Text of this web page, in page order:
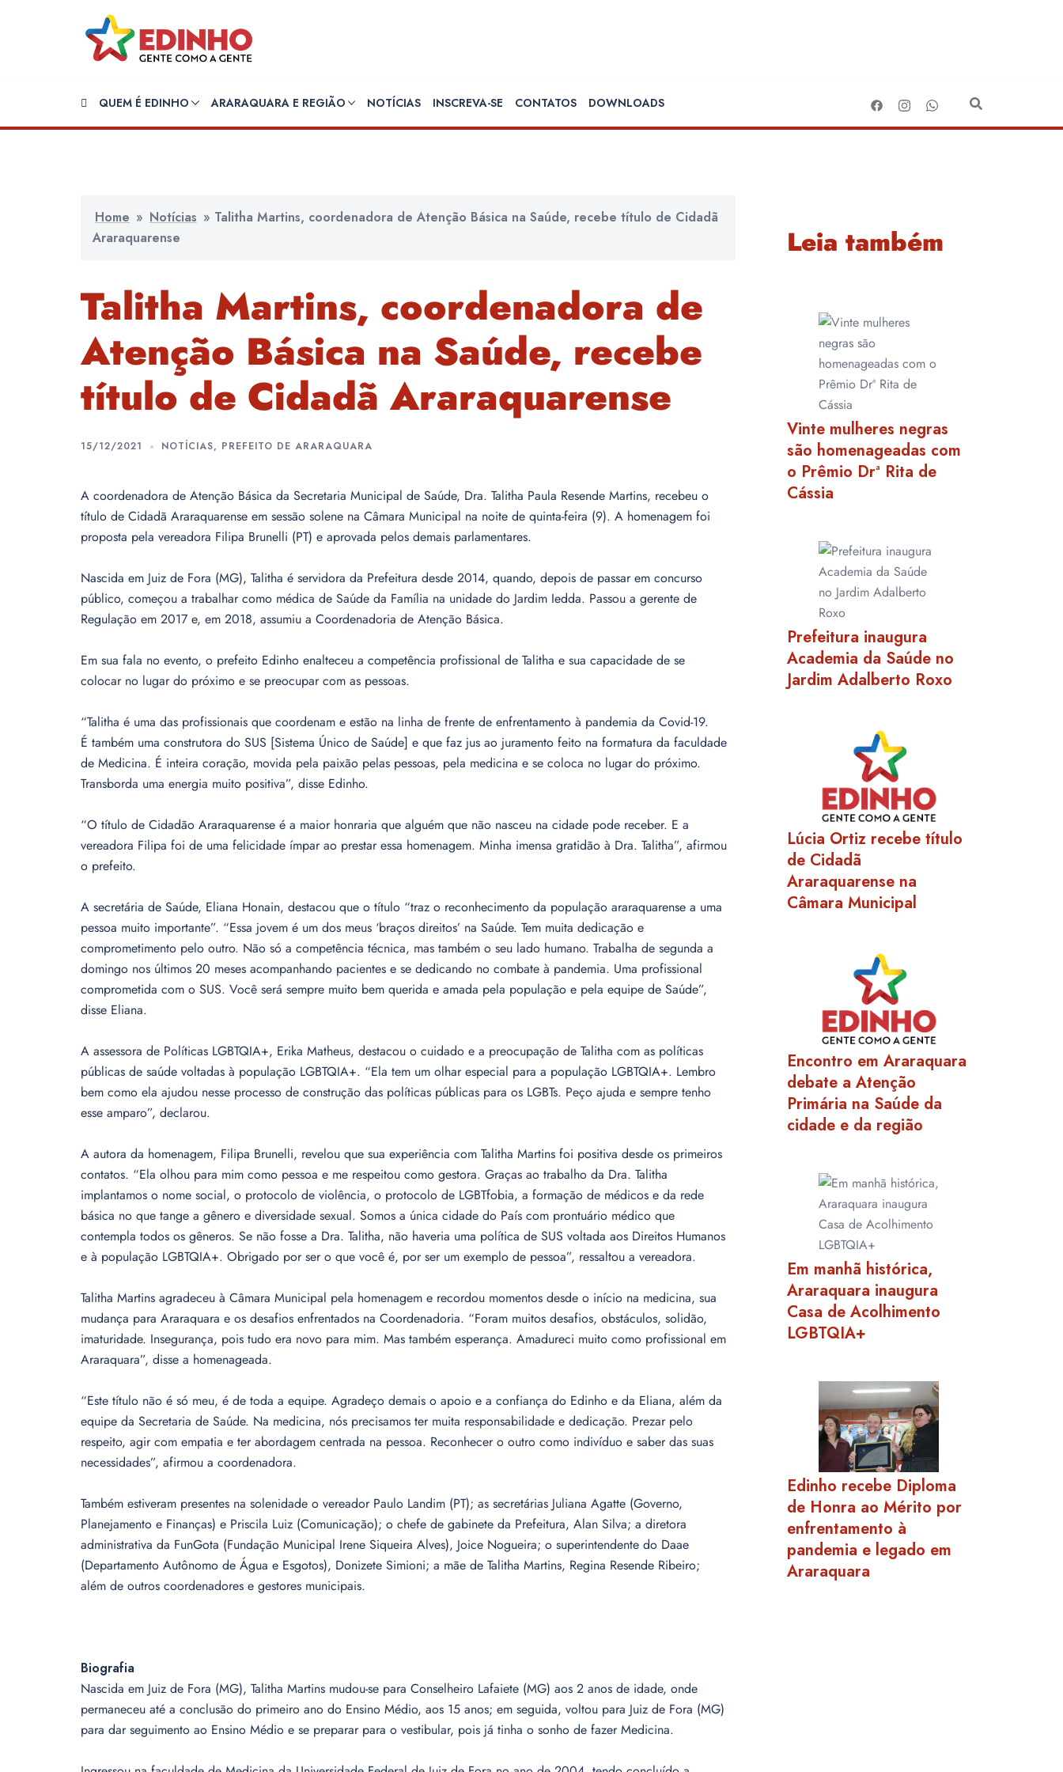
QUEM É EDINHO ARARAQUARA E REGIÃO NOTÍCIAS INSCREVA-SE CONTATOS DOWNLOADS
Home » Notícias » Talitha Martins, coordenadora de Atenção Básica na Saúde, recebe título de Cidadã
Araraquarense
Talitha Martins, coordenadora de
Atenção Básica na Saúde, recebe
título de Cidadã Araraquarense
15/12/2021 NOTÍCIAS, PREFEITO DE ARARAQUARA
A coordenadora de Atenção Básica da Secretaria Municipal de Saúde, Dra. Talitha Paula Resende Martins, recebeu o
título de Cidadã Araraquarense em sessão solene na Câmara Municipal na noite de quinta-feira (9). A homenagem foi
proposta pela vereadora Filipa Brunelli (PT) e aprovada pelos demais parlamentares.
Nascida em Juiz de Fora (MG), Talitha é servidora da Prefeitura desde 2014, quando, depois de passar em concurso
público, começou a trabalhar como médica de Saúde da Família na unidade do Jardim Iedda. Passou a gerente de
Regulação em 2017 e, em 2018, assumiu a Coordenadoria de Atenção Básica.
Em sua fala no evento, o prefeito Edinho enalteceu a competência profissional de Talitha e sua capacidade de se
colocar no lugar do próximo e se preocupar com as pessoas.
“Talitha é uma das profissionais que coordenam e estão na linha de frente de enfrentamento à pandemia da Covid-19.
É também uma construtora do SUS [Sistema Único de Saúde] e que faz jus ao juramento feito na formatura da faculdade
de Medicina. É inteira coração, movida pela paixão pelas pessoas, pela medicina e se coloca no lugar do próximo.
Transborda uma energia muito positiva”, disse Edinho.
“O título de Cidadão Araraquarense é a maior honraria que alguém que não nasceu na cidade pode receber. E a
vereadora Filipa foi de uma felicidade ímpar ao prestar essa homenagem. Minha imensa gratidão à Dra. Talitha”, afirmou
o prefeito.
A secretária de Saúde, Eliana Honain, destacou que o título “traz o reconhecimento da população araraquarense a uma
pessoa muito importante”. “Essa jovem é um dos meus ‘braços direitos’ na Saúde. Tem muita dedicação e
comprometimento pelo outro. Não só a competência técnica, mas também o seu lado humano. Trabalha de segunda a
domingo nos últimos 20 meses acompanhando pacientes e se dedicando no combate à pandemia. Uma profissional
comprometida com o SUS. Você será sempre muito bem querida e amada pela população e pela equipe de Saúde”,
disse Eliana.
A assessora de Políticas LGBTQIA+, Erika Matheus, destacou o cuidado e a preocupação de Talitha com as políticas
públicas de saúde voltadas à população LGBTQIA+. “Ela tem um olhar especial para a população LGBTQIA+. Lembro
bem como ela ajudou nesse processo de construção das políticas públicas para os LGBTs. Peço ajuda e sempre tenho
esse amparo”, declarou.
A autora da homenagem, Filipa Brunelli, revelou que sua experiência com Talitha Martins foi positiva desde os primeiros
contatos. “Ela olhou para mim como pessoa e me respeitou como gestora. Graças ao trabalho da Dra. Talitha
implantamos o nome social, o protocolo de violência, o protocolo de LGBTfobia, a formação de médicos e da rede
básica no que tange a gênero e diversidade sexual. Somos a única cidade do País com prontuário médico que
contempla todos os gêneros. Se não fosse a Dra. Talitha, não haveria uma política de SUS voltada aos Direitos Humanos
e à população LGBTQIA+. Obrigado por ser o que você é, por ser um exemplo de pessoa”, ressaltou a vereadora.
Talitha Martins agradeceu à Câmara Municipal pela homenagem e recordou momentos desde o início na medicina, sua
mudança para Araraquara e os desafios enfrentados na Coordenadoria. “Foram muitos desafios, obstáculos, solidão,
imaturidade. Insegurança, pois tudo era novo para mim. Mas também esperança. Amadureci muito como profissional em
Araraquara”, disse a homenageada.
“Este título não é só meu, é de toda a equipe. Agradeço demais o apoio e a confiança do Edinho e da Eliana, além da
equipe da Secretaria de Saúde. Na medicina, nós precisamos ter muita responsabilidade e dedicação. Prezar pelo
respeito, agir com empatia e ter abordagem centrada na pessoa. Reconhecer o outro como indivíduo e saber das suas
necessidades”, afirmou a coordenadora.
Também estiveram presentes na solenidade o vereador Paulo Landim (PT); as secretárias Juliana Agatte (Governo,
Planejamento e Finanças) e Priscila Luiz (Comunicação); o chefe de gabinete da Prefeitura, Alan Silva; a diretora
administrativa da FunGota (Fundação Municipal Irene Siqueira Alves), Joice Nogueira; o superintendente do Daae
(Departamento Autônomo de Água e Esgotos), Donizete Simioni; a mãe de Talitha Martins, Regina Resende Ribeiro;
além de outros coordenadores e gestores municipais.
Biografia
Nascida em Juiz de Fora (MG), Talitha Martins mudou-se para Conselheiro Lafaiete (MG) aos 2 anos de idade, onde
permaneceu até a conclusão do primeiro ano do Ensino Médio, aos 15 anos; em seguida, voltou para Juiz de Fora (MG)
para dar seguimento ao Ensino Médio e se preparar para o vestibular, pois já tinha o sonho de fazer Medicina.
Leia também
Vinte mulheres negras
são homenageadas com
o Prêmio Drª Rita de
Cássia
Prefeitura inaugura
Academia da Saúde no
Jardim Adalberto Roxo
Lúcia Ortiz recebe título
de Cidadã
Araraquarense na
Câmara Municipal
Encontro em Araraquara
debate a Atenção
Primária na Saúde da
cidade e da região
Em manhã histórica,
Araraquara inaugura
Casa de Acolhimento
LGBTQIA+
Edinho recebe Diploma
de Honra ao Mérito por
enfrentamento à
pandemia e legado em
Araraquara